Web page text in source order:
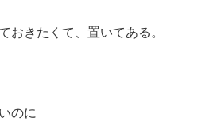
おきたくて、置いてある。
のに